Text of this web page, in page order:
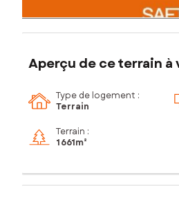
Aperçu de ce terrain à
Type de logement :
Terrain
Terrain :
1 661m²